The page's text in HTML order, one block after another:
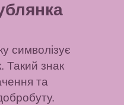
символізує
Такий знак
та